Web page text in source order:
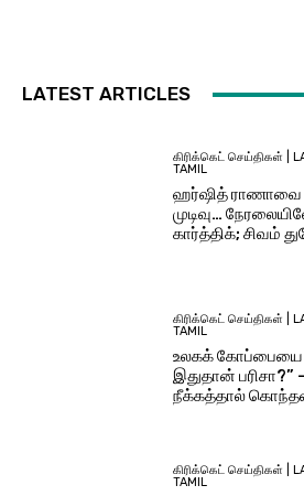
LATEST ARTICLES
கிரிக்கெட் செய்திகள் |
TAMIL
ஹர்ஷித் ராணாவை
முடிவு…
கார்த்திக்; சிவம்
கிரிக்கெட் செய்திகள் |
TAMIL
உலகக் கோப்பையை
இதுதான் பரிசா?”
நீக்கத்தால்
கிரிக்கெட் செய்திகள் |
TAMIL